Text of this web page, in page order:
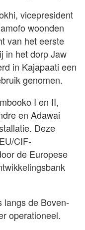
vicepresident
woonden
van het eerste
in het dorp Jaw
in Kajapaati een
genomen.
I en II,
en Adawai
Deze
CIF-
de Europese
langs de Boven-
operationeel.